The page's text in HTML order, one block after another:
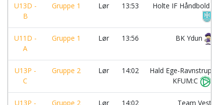
U13D -
B
Gruppe 1 Lør 13:53 Holte IF Håndbold
U11D -
A
Gruppe 1 Lør 13:56 BK Ydun
U13P -
C
Gruppe 2 Lør 14:02
Hald Ege-Ravnstrup
KFUM:C
U13P -
Gruppe 2 Lør 14:02
Team Vest